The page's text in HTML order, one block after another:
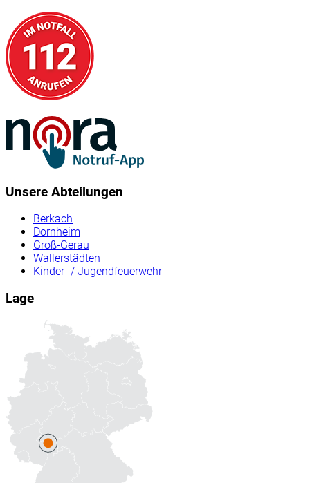
Unsere Abteilungen
Berkach
Dornheim
Groß-Gerau
Wallerstädten
Kinder- / Jugendfeuerwehr
Lage